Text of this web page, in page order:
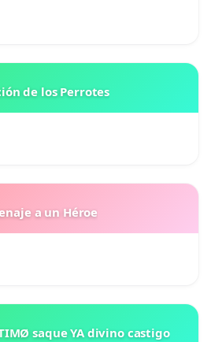
de los Perrotes
a un Héroe
saque YA divino castigo